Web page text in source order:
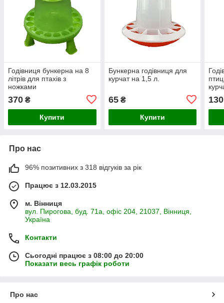
Годівниця бункерна на 8
літрів для птахів з
ножками
370 ₴
Купити
Бункерна годівниця для
курчат на 1,5 л.
65₴
Купити
на
130
Про нас
96% позитивних з 318 відгуків за рік
Працює з 12.03.2015
м. Вінниця
вул. Пирогова, буд. 71а, офіс 204, 21037, Вінниця,
Україна
Контакти
Сьогодні працює з 08:00 до 20:00
Показати весь графік роботи
Про нас